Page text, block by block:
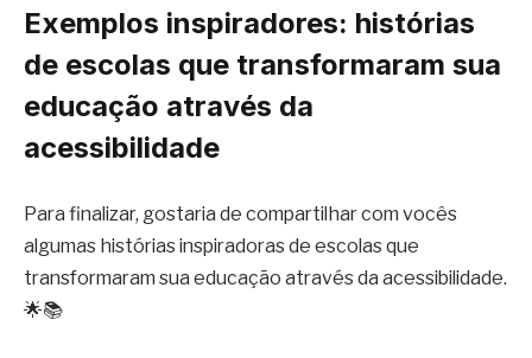
Exemplos inspiradores: histórias
de escolas que transformaram sua
educação através da
acessibilidade
Para finalizar, gostaria de compartilhar com vocês
algumas histórias inspiradoras de escolas que
transformaram sua educação através da acessibilidade.
🌟📚